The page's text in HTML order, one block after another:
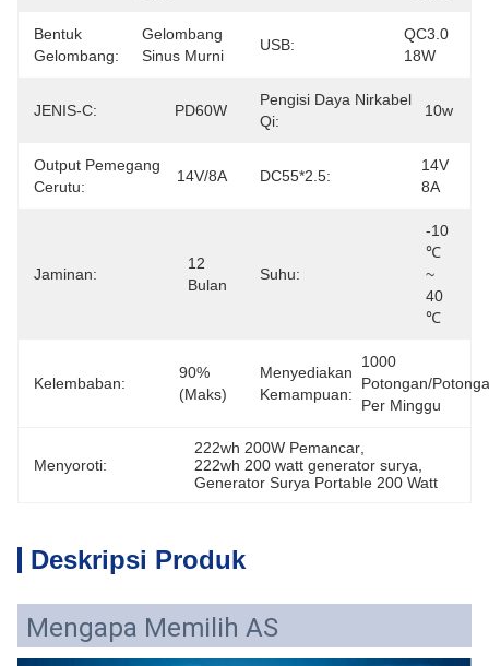
Bentuk
Gelombang:
Gelombang
Sinus Murni
USB:
QC3.0
18W
JENIS-C: PD60W
Pengisi Daya Nirkabel
Qi:
10w
Output Pemegang
Cerutu:
14V/8A DC55*2.5:
14V
8A
Jaminan:
12
Bulan
Suhu:
-10
℃
~
40
℃
Kelembaban:
90%
(maks)
Menyediakan
Kemampuan:
1000
Potongan/
Per Minggu
Menyoroti:
222wh 200W Pemancar
222wh 200 watt generator surya
Generator Surya Portable 200 Watt
Deskripsi Produk
Mengapa Memilih AS